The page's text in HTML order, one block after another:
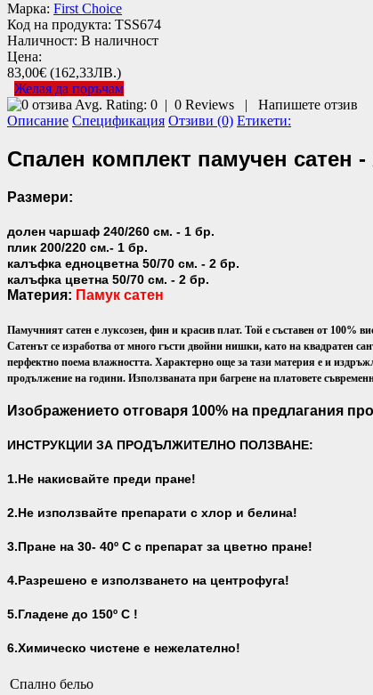
Марка: First Choice
Код на продукта: TSS674
Наличност: В наличност
Цена:
83,00€ (162,33ЛВ.)
Желая да поръчам
Avg. Rating: 0 | 0 Reviews | Напишете отзив
Описание Спецификация Отзиви (0) Етикети:
Спален комплект памучен сатен
Размери:
долен чаршаф 240/260 см. - 1 бр.
плик 200/220 см.- 1 бр.
калъфка едноцветна 50/70 см. - 2 бр.
калъфка цветна 50/70 см. - 2 бр.
Материя: Памук сатен
Памучният сатен е луксозен, фин и красив плат. Той е съставен от 100%
Сатенът се изработва от много гъсти двойни нишки, като на квадратен
перфектно поема влажността. Характерно още за тази материя е и
продължение на години. Използваната при багрене на платовете
Изображението отговаря 100% на предлагания
ИНСТРУКЦИИ ЗА ПРОДЪЛЖИТЕЛНО ПОЛЗВАНЕ:
1.Не накисвайте преди пране!
2.Не използвайте препарати с хлор и белина!
3.Пране на 30- 40º С с препарат за цветно пране!
4.Разрешено е използването на центрофуга!
5.Гладене до 150º С !
6.Химическо чистене е нежелателно!
Спално бельо